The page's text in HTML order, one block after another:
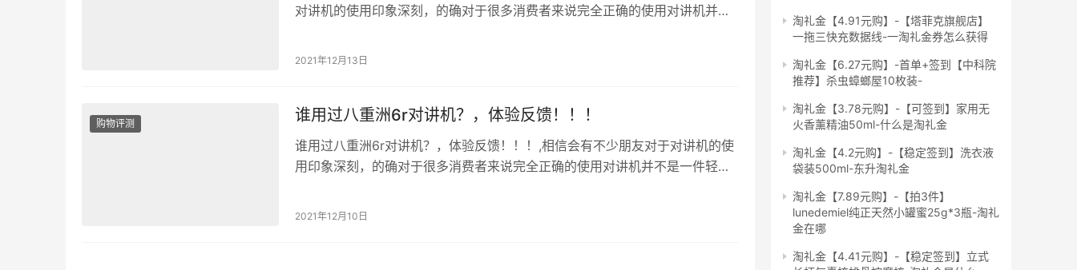
对讲机的使用印象深刻，的确对于很多消费者来说完全正确的使用对讲机并不
号比较强,穿透力比较强,在工地里走到哪里都能及时呼叫,加密了没有出现窜台
2021年12月13日
购物评测 谁用过八重洲6r对讲机？，体验反馈！！！
谁用过八重洲6r对讲机？，体验反馈！！！,相信会有不少朋友对于对讲机的使
用印象深刻，的确对于很多消费者来说完全正确的使用对讲机并不是一件轻松
后就下单，不到两天收到货后的第一个想法就是冲动了。懵了，太难了！哪怕
2021年12月10日
淘礼金【4.91元购】-【塔菲克旗舰店】
一拖三快充数据线-一淘礼金券怎么获得
淘礼金【6.27元购】-首单+签到【中科院
推荐】杀虫蟑螂屋10枚装-
淘礼金【3.78元购】-【可签到】家用无
火香薰精油50ml-什么是淘礼金
淘礼金【4.2元购】-【稳定签到】洗衣液
袋装500ml-东升淘礼金
淘礼金【7.89元购】-【拍3件】
lunedemiel纯正天然小罐蜜25g*3瓶-淘礼
金在哪
淘礼金【4.41元购】-【稳定签到】立式